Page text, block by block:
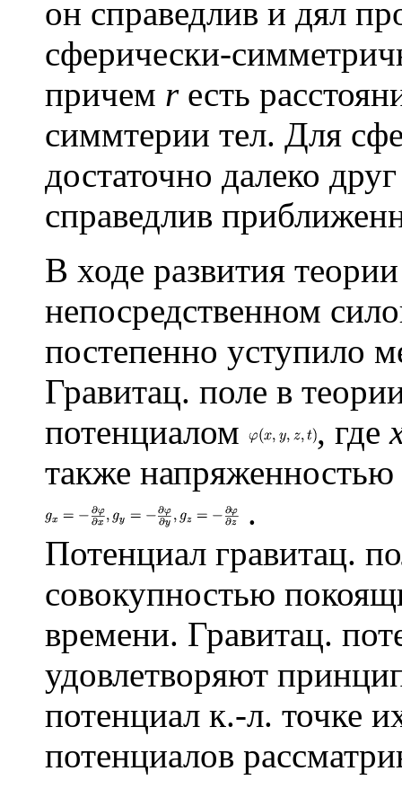
он справедлив и дял
сферически-
причем rесть
симмтерии тел. Для
достаточно далеко
справедлив
В ходе развития
непосредственном
постепенно уступило
Гравитац. поле в
потенциалом
, где
также
.
Потенциал гравитац.
совокупностью
времени. Гравитац.
удовлетворяют
потенциал к.-л. точке
потенциалов